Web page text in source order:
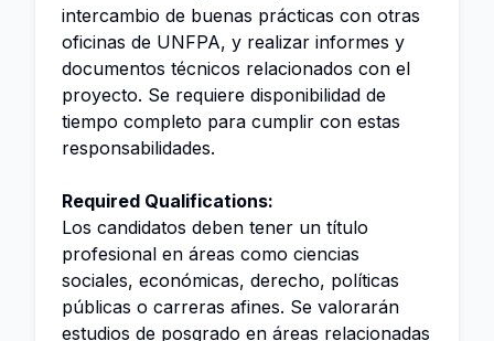
intercambio de buenas prácticas con otras
oficinas de UNFPA, y realizar informes y
documentos técnicos relacionados con el
proyecto. Se requiere disponibilidad de
tiempo completo para cumplir con estas
responsabilidades.
Required Qualifications:
Los candidatos deben tener un título
profesional en áreas como ciencias
sociales, económicas, derecho, políticas
públicas o carreras afines. Se valorarán
estudios de posgrado en áreas relacionadas